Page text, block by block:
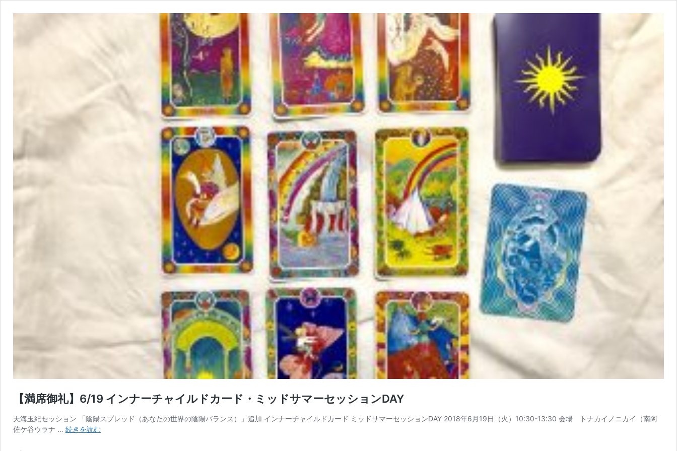
【満席御礼】6/19 インナーチャイルドカード・ミッドサマーセッションDAY
天海玉紀セッション 「陰陽スプレッド（あなたの世界の陰陽バランス）」追加 インナーチャイルドカード ミッドサマーセッションDAY 2018年6月19日（火）10:30-13:30 会場 トナカイノニカイ（南阿
佐ケ谷ウラナ … 続きを読む【満